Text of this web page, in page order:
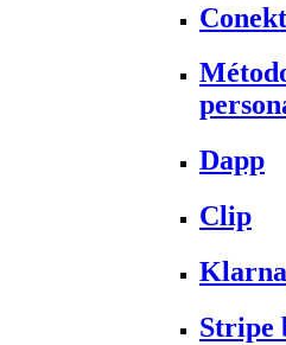
Dapp
Clip
Klarna
Stripe